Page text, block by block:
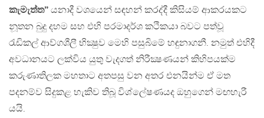
කැමැත්ත” යනාදී වශයෙන් සඳහන් කරද්දී කිසියම් ආකරයකට
නූතන බුදු දහම සහ එහි පරමාදර්ශ කථිකයා බවට පත්වූ
රැඩිකල් ආව්ගශීලී භික්‍ෂුව මෙහි පසුබිමේ හඳුනාගනී. නමුත් එහිදී
අවධානයට ලක්විය යුතු වැදගත් නිරීක්‍ෂණයන් කිහිපයක්ම
කරුණාතිලක මහතාට අතපසු වන අතර එනයින්ම ඒ මත
පදනම්ව සිදුකළ හැකිව තිබූ විශ්ලේෂණයද ඔහුගෙන් මඟහැරී
යයි.